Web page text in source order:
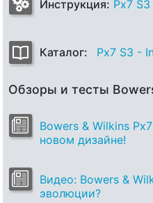
Инструкция: Px7
Каталог: Px7 S3 -
Обзоры и тесты
Bowers & Wilkins
новом дизайне!
Видео: Bowers &
эволюции?